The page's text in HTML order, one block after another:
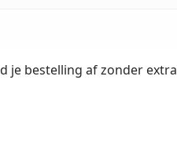
je bestelling af zonder extra